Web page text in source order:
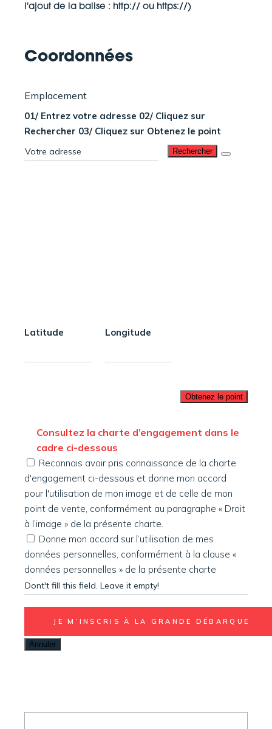
l'ajout de la balise : http:// ou https://)
Coordonnées
Emplacement
01/ Entrez votre adresse 02/ Cliquez sur
Rechercher 03/ Cliquez sur Obtenez le point
Latitude Longitude
Reconnais avoir pris connaissance de la charte
d'engagement ci-dessous et donne mon accord
pour l'utilisation de mon image et de celle de mon
point de vente, conformément au paragraphe « Droit
à l’image » de la présente charte.
Donne mon accord sur l’utilisation de mes
données personnelles, conformément à la clause «
données personnelles » de la présente charte